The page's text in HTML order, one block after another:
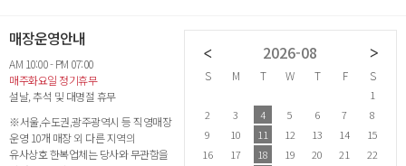
매장운영안내
AM 10:00 - PM 07:00
매주화요일 정기휴무
설날, 추석 및 대명절 휴무
※서울,수도권,광주광역시 등 직영매장
운영 10개 매장 외 다른 지역의
유사상호 한복업체는 당사와 무관함을
2026-07
S M T W
1
7 8 9 10
12
13 14 15 16
19
20 21 22 23 24
2026-08
S M T W T F S
1
2
3 4 5 6 7
8
9
10 11 12 13 14
15
16
17 18 19 20 21 22